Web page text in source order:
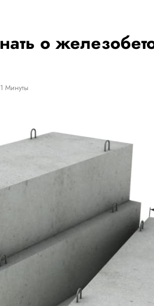
о
1 Минуты